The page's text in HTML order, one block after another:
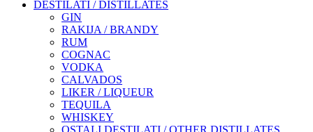
DESTILATI / DISTILLATES
GIN
RAKIJA / BRANDY
RUM
COGNAC
VODKA
CALVADOS
LIKER / LIQUEUR
TEQUILA
WHISKEY
OSTALI DESTILATI / OTHER DISTILLATES